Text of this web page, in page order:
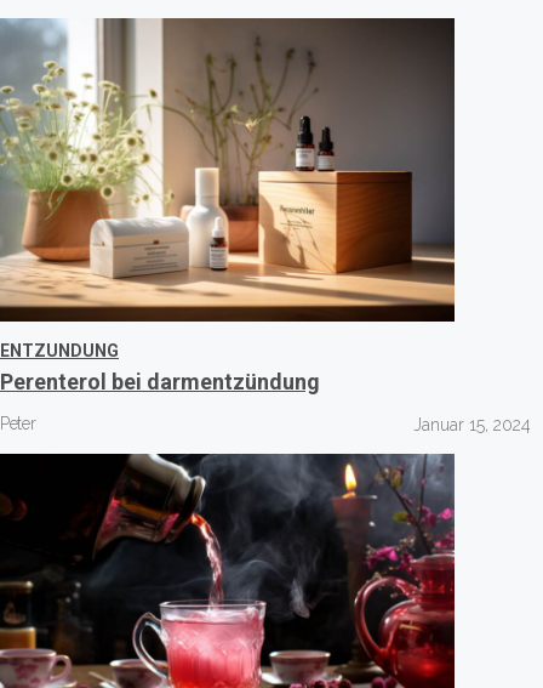
ENTZUNDUNG
Perenterol bei darmentzündung
Peter Januar 15, 2024